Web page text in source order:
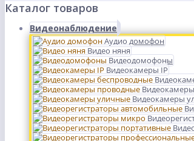
Каталог товаров
Видеонаблюдение
Аудио домофон
Видео няня
Видеодомофоны
Видеокамеры IP
Видеокамеры